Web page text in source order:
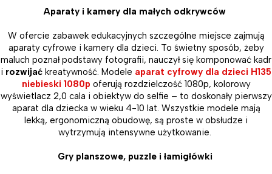
Aparaty i kamery dla małych odkrywców
W ofercie zabawek edukacyjnych szczególne miejsce zajmują
aparaty cyfrowe i kamery dla dzieci. To świetny sposób, żeby
maluch poznał podstawy fotografii, nauczył się komponować kadr
i rozwijać kreatywność. Modele aparat cyfrowy dla dzieci H135
niebieski 1080p oferują rozdzielczość 1080p, kolorowy
wyświetlacz 2,0 cala i obiektyw do selfie – to doskonały pierwszy
aparat dla dziecka w wieku 4-10 lat. Wszystkie modele mają
lekką, ergonomiczną obudowę, są proste w obsłudze i
wytrzymują intensywne użytkowanie.
Gry planszowe, puzzle i łamigłówki